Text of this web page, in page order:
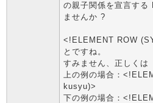
の親子関係を宣言す
ませんか ?
<!ELEMENT ROW
とですね。
すみません、正しくは
上の例の場合：
kusyu)>
下の例の場合：